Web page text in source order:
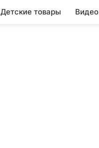
Детские товары Видео